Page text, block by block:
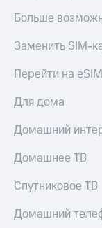
Больше
Заменить SIM-
Перейти на eSIM
Для дома
Домашний
Домашнее ТВ
Спутниковое ТВ
Домашний